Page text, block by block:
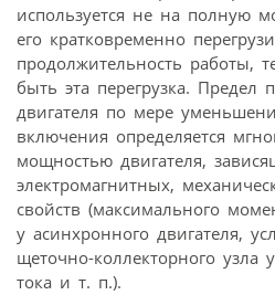
используется не на полную
его кратковременно
продолжительность работы,
быть эта перегрузка. Предел
двигателя по мере
включения определяется
мощностью двигателя,
электромагнитных,
свойств (максимального
у асинхронного двигателя,
щеточно-коллекторного узла
тока и т. п.).